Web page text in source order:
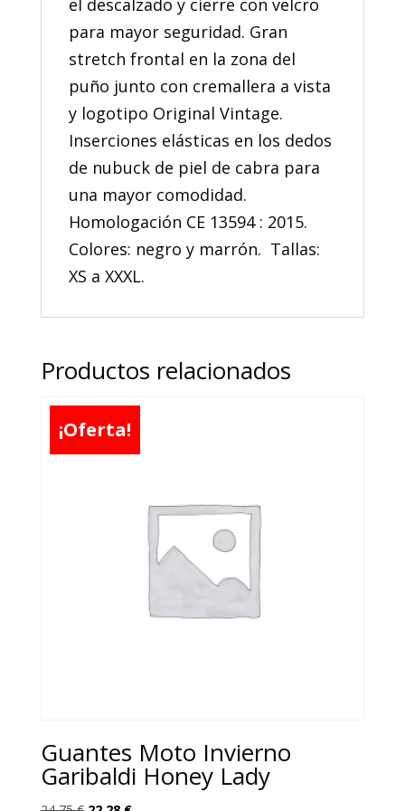
el descalzado y cierre con velcro
para mayor seguridad. Gran
stretch frontal en la zona del
puño junto con cremallera a vista
y logotipo Original Vintage.
Inserciones elásticas en los dedos
de nubuck de piel de cabra para
una mayor comodidad.
Homologación CE 13594 : 2015.
Colores: negro y marrón. Tallas:
XS a XXXL.
Productos relacionados
¡Oferta!
Guantes Moto Invierno
Garibaldi Honey Lady